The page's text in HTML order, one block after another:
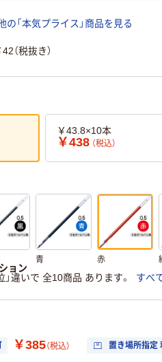
の「本気プライス」商品を見る
（税抜き）
￥43.8×10本
￥438 （税込）
青 赤
ョン
」違いで 全10商品 あります。
すべ
￥385（税込） 置き場所指定